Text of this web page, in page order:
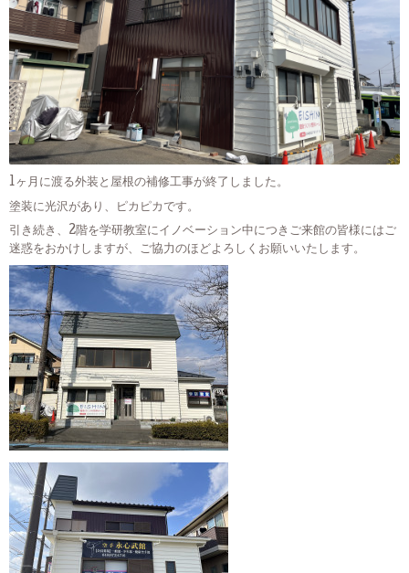
1ヶ月に渡る外装と屋根の補修工事が終了しました。
塗装に光沢があり、ピカピカです。
引き続き、2階を学研教室にイノベーション中につきご来館の皆様にはご
迷惑をおかけしますが、ご協力のほどよろしくお願いいたします。